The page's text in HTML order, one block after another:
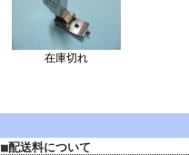
在庫切れ
■配送料について